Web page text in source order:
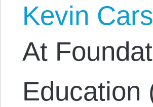
Kevin
At
Education